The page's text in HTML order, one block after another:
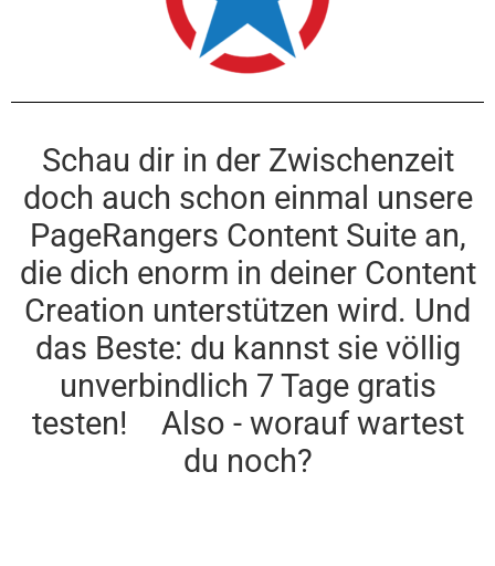
Schau dir in der Zwischenzeit
doch auch schon einmal unsere
PageRangers Content Suite an,
die dich enorm in deiner Content
Creation unterstützen wird. Und
das Beste: du kannst sie völlig
unverbindlich 7 Tage gratis
testen! Also - worauf wartest
du noch?